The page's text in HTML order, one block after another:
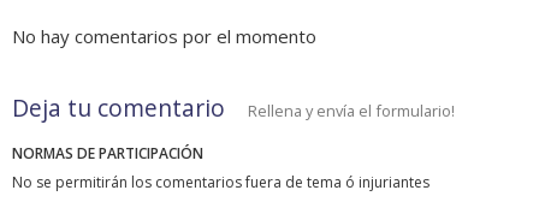
No hay comentarios por el momento
Deja tu comentario Rellena y envía el formulario!
NORMAS DE PARTICIPACIÓN
No se permitirán los comentarios fuera de tema ó injuriantes